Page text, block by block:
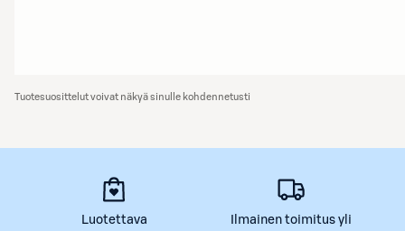
Tuotesuosittelut voivat näkyä sinulle kohdennetusti
Luotettava
Ilmainen toimitus yli